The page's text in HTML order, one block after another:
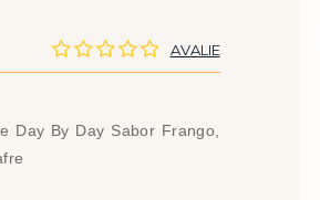
AVALIE
Day By Day Sabor Frango,